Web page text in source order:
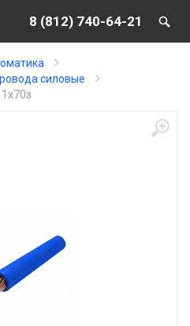
8 (812) 740-64-21
силовые